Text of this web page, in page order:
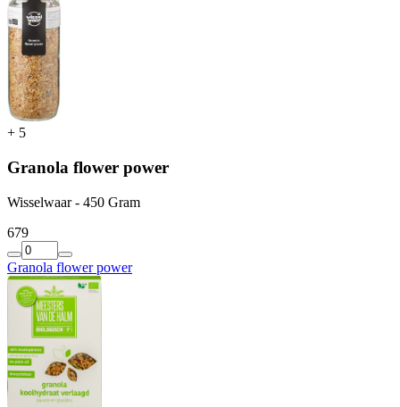
+ 5
Granola flower power
Wisselwaar - 450 Gram
679
Granola flower power